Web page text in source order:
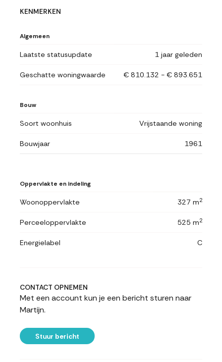
KENMERKEN
Algemeen
Laatste statusupdate 1 jaar geleden
Geschatte woningwaarde € 810.132 - € 893.651
Bouw
Soort woonhuis Vrijstaande woning
Bouwjaar 1961
Oppervlakte en indeling
Woonoppervlakte 327 m2
Perceeloppervlakte 525 m2
Energielabel C
CONTACT OPNEMEN
Met een account kun je een bericht sturen naar
Martijn.
Stuur bericht